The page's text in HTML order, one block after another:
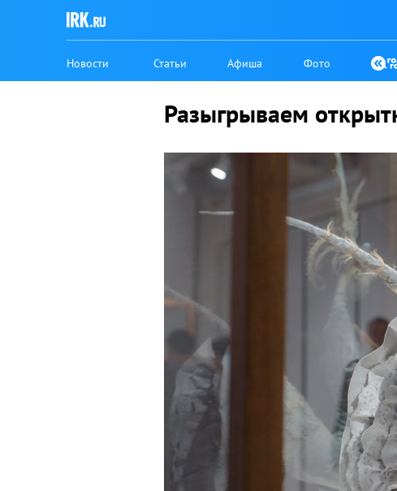
Новости Статьи Афиша Фото
Разыгрываем